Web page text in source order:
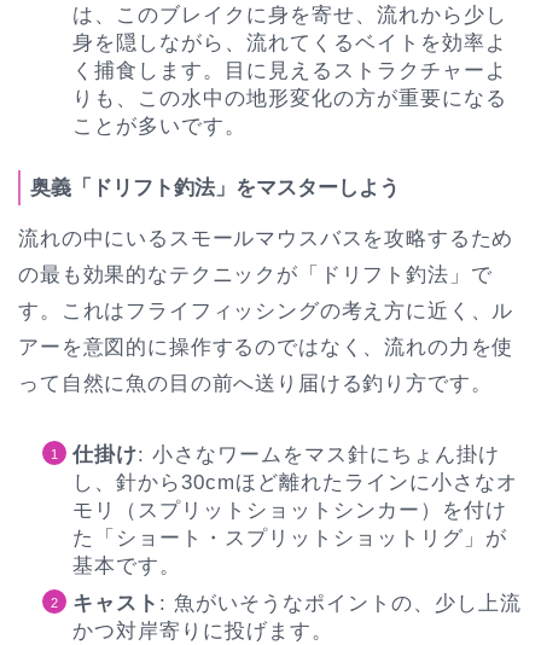
は、このブレイクに身を寄せ、流れから少し
身を隠しながら、流れてくるベイトを効率よ
く捕食します。目に見えるストラクチャーよ
りも、この水中の地形変化の方が重要になる
ことが多いです。
奥義「ドリフト釣法」をマスターしよう
流れの中にいるスモールマウスバスを攻略するため
の最も効果的なテクニックが「ドリフト釣法」で
す。これはフライフィッシングの考え方に近く、ル
アーを意図的に操作するのではなく、流れの力を使
って自然に魚の目の前へ送り届ける釣り方です。
仕掛け: 小さなワームをマス針にちょん掛け
し、針から30cmほど離れたラインに小さなオ
モリ（スプリットショットシンカー）を付け
た「ショート・スプリットショットリグ」が
基本です。
キャスト : 魚がいそうなポイントの、少し上流
かつ対岸寄りに投げます。